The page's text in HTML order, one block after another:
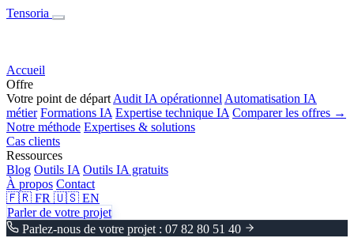
Tensoria
Accueil
Offre
Votre point de départ Audit IA opérationnel Automatisation IA
métier Formations IA Expertise technique IA Comparer les offres →
Notre méthode Expertises & solutions
Cas clients
Ressources
Blog Outils IA Outils IA gratuits
À propos Contact
🇫🇷 FR 🇺🇸 EN
Parler de votre projet
Parlez-nous de votre projet : 07 82 80 51 40